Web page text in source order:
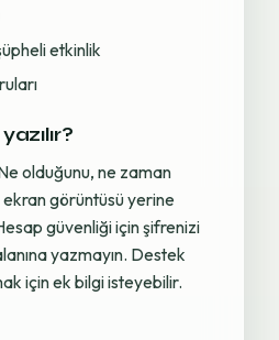
etkinlik
Ne olduğunu, ne zaman
ekran görüntüsü yerine
güvenliği için şifrenizi
yazmayın. Destek
için ek bilgi isteyebilir.